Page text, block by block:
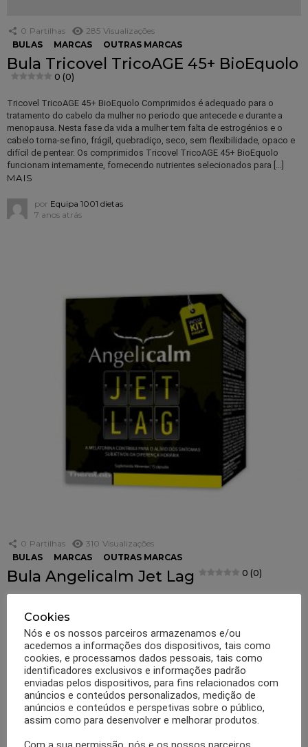
0 Partilhas 285 Visualizações
BULAS
MARCAS OUTRAS MARCAS
Bula Tricovel TricoAGE 45+ BioEquolo
0 (0)
Tricovel TricoAGE 45+ BioEquolo Comprimidos é adequado para o
tratamento do cabelo da mulher no periodo que antecede e durante a
menopausa. Nesta fase da vida a mulher tem falta de estrogénios e o
cabelo torna-se fino, frágil, quebradiço, seco, sem flexibilidade, opaco e
difícil de pentear. Os comprimidos Tricovel TricoAGE 45+ BioEquolo
funcionam internamente, fornecendo nutrientes selecionados para […]
MAIS
por Equipa 1001 dietas
7 anos atrás
0 Partilhas 310 Visualizações
BULAS
MARCAS OUTRAS MARCAS
Bula Angelicalm Jet Lag 0 (0)
contribui para o alívio dos sintomas subjetivos da diferença horária e para
reduzir o tempo necessário para adormecer. Angelical Jet Lag contém
Vitamina B1, Vitamina B6, Vitamina B12, Niacina e a Biotina que
contribuiem para uma normal função psicológica e para o normal
funcionamento do sistema nervoso. […] MAIS
por Equipa 1001 dietas
7 anos atrás
Cookies
Nós e os nossos parceiros armazenamos e/ou
acedemos a informações dos dispositivos, tais como
cookies, e processamos dados pessoais, tais como
identificadores exclusivos e informações padrão
enviadas pelos dispositivos, para fins relacionados com
anúncios e conteúdos personalizados, medição de
anúncios e conteúdos e perspetivas sobre o público,
assim como para desenvolver e melhorar produtos.